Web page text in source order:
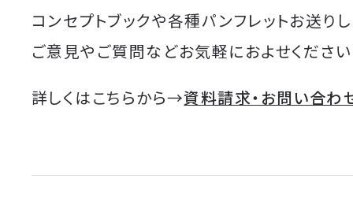
コンセプトブックや各種パンフレットお送りし
ご意見やご質問などお気軽におよせください
詳しくはこちらから→資料請求・お問い合わ